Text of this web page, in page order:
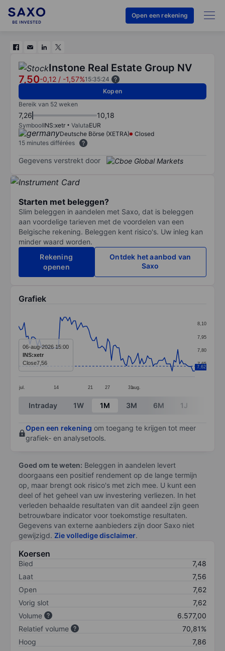
Open een rekening
Instone Real Estate Group NV
7,50-0,12 / -1,57%15:35:24
Kopen
Bereik van 52 weken
7,26 10,18
SymboolINS:xetr ValutaEUR
Deutsche Börse (XETRA)
Closed
15 minutes différées
Gegevens verstrekt door
Starten met beleggen?
Slim beleggen in aandelen met Saxo, dat is beleggen
aan voordelige tarieven met de voordelen van een
Belgische rekening. Beleggen kent risico's. Uw inleg kan
minder waard worden.
Rekening
openen
Ontdek het aanbod van
Saxo
Grafiek
Line chart with 94 data points.
The chart has 1 X axis displaying categories.
The chart has 1 Y axis displaying values. Data ranges
jul. 14 21 27 31aug.
7,65
7,80
7,95
8,10
7,62
06-aug-2026 15:00
INS:xetr
Close7,56
End of interactive chart.
Intraday 1W 1M 3M 6M 1J
Open een rekening om toegang te krijgen tot meer
grafiek- en analysetools.
Goed om te weten: Beleggen in aandelen levert
doorgaans een positief rendement op de lange termijn
op, maar brengt ook risico's met zich mee. U kunt een
deel of het geheel van uw investering verliezen. In het
verleden behaalde resultaten van dit aandeel zijn geen
betrouwbare indicator voor toekomstige resultaten.
Gegevens van externe aanbieders zijn door Saxo niet
gewijzigd. Zie volledige disclaimer.
Koersen
Bied
7,48
Laat
7,56
Open
7,62
Vorig slot
7,62
Volume
6.577,00
Relatief volume
70,81%
Hoog
7,86